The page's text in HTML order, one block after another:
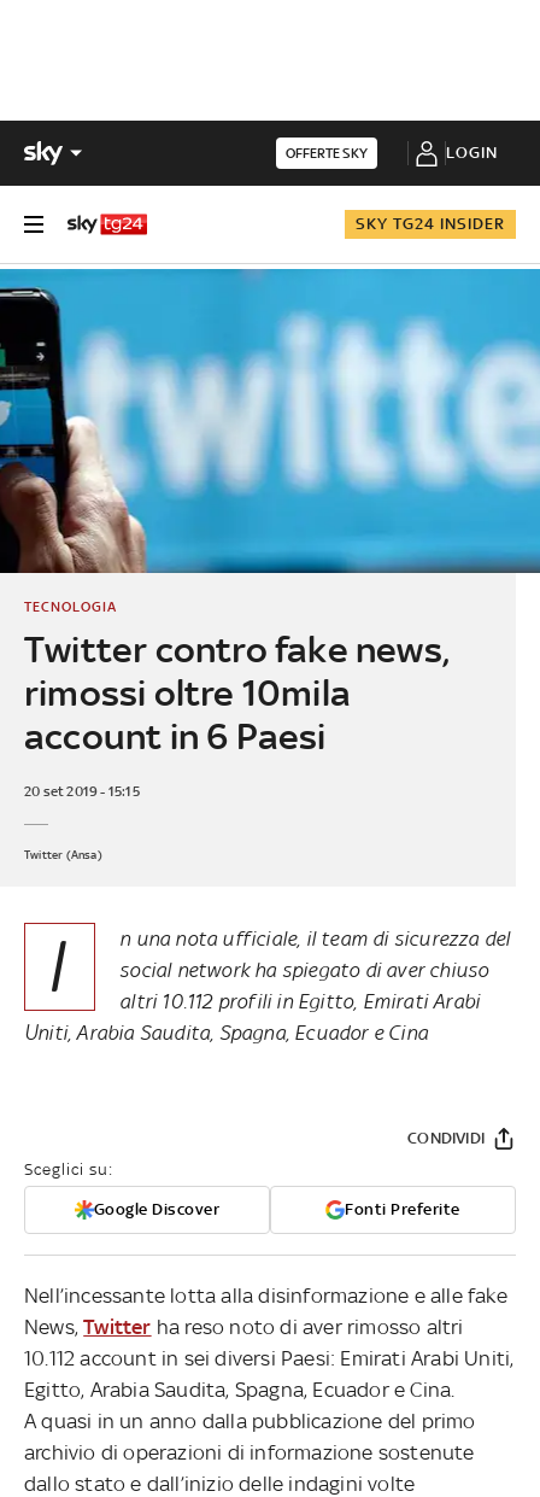
OFFERTE SKY LOGIN
SKY TG24 INSIDER
Twitter contro fake news,
rimossi oltre 10mila
account in 6 Paesi
TECNOLOGIA
20 set 2019 - 15:15
Twitter (Ansa)
I
n una nota ufficiale, il team di sicurezza del
social network ha spiegato di aver chiuso
altri 10.112 profili in Egitto, Emirati Arabi
Uniti, Arabia Saudita, Spagna, Ecuador e Cina
Sceglici su:
Google Discover Fonti Preferite
CONDIVIDI
Nell’incessante lotta alla disinformazione e alle fake
News,Twitter ha reso noto di aver rimosso altri
10.112 account in sei diversi Paesi: Emirati Arabi Uniti,
Egitto, Arabia Saudita, Spagna, Ecuador e Cina.
A quasi in un anno dalla pubblicazione del primo
archivio di operazioni di informazione sostenute
dallo stato e dall’inizio delle indagini volte